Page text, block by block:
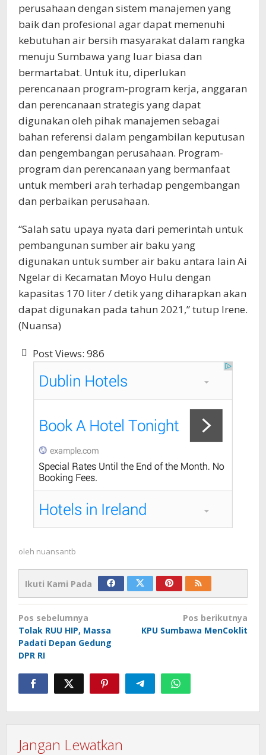
perusahaan dengan sistem manajemen yang
baik dan profesional agar dapat memenuhi
kebutuhan air bersih masyarakat dalam rangka
menuju Sumbawa yang luar biasa dan
bermartabat. Untuk itu, diperlukan
perencanaan program-program kerja, anggaran
dan perencanaan strategis yang dapat
digunakan oleh pihak manajemen sebagai
bahan referensi dalam pengambilan keputusan
dan pengembangan perusahaan. Program-
program dan perencanaan yang bermanfaat
untuk memberi arah terhadap pengembangan
dan perbaikan perusahaan.
“Salah satu upaya nyata dari pemerintah untuk
pembangunan sumber air baku yang
digunakan untuk sumber air baku antara lain Ai
Ngelar di Kecamatan Moyo Hulu dengan
kapasitas 170 liter / detik yang diharapkan akan
dapat digunakan pada tahun 2021,” tutup Irene.
(Nuansa)
Post Views: 986
oleh nuansantb
Ikuti Kami Pada
Navigasi
pos
Pos sebelumnya
Tolak RUU HIP, Massa
Padati Depan Gedung
DPR RI
Pos berikutnya
KPU Sumbawa MenCoklit
Jangan Lewatkan